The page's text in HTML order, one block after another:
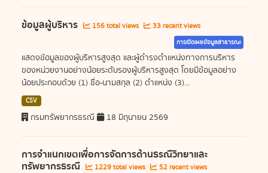
ข้อมูลผู้บริหาร 156 total views 33 recent views
การเปิดเผยข้อมูลสาธารณะ
แสดงข้อมูลของผู้บริหารสูงสุด และผู้ดำรงตำแหน่งทางการบริหาร
ของหน่วยงานอย่างน้อยระดับรองผู้บริหารสูงสุด โดยมีข้อมูลอย่าง
น้อยประกอบด้วย (1) ชื่อ-นามสกุล (2) ตำแหน่ง (3)...
CSV
กรมทรัพยากรธรณี 18 มิถุนายน 2569
การจำแนกเขตเพื่อการจัดการด้านธรณีวิทยาและ
ทรัพยากรธรณี 1229 total views 52 recent views